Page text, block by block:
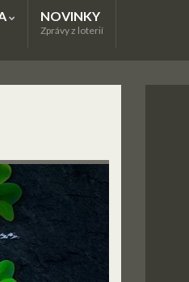
NOVINKY
Zprávy z loterií